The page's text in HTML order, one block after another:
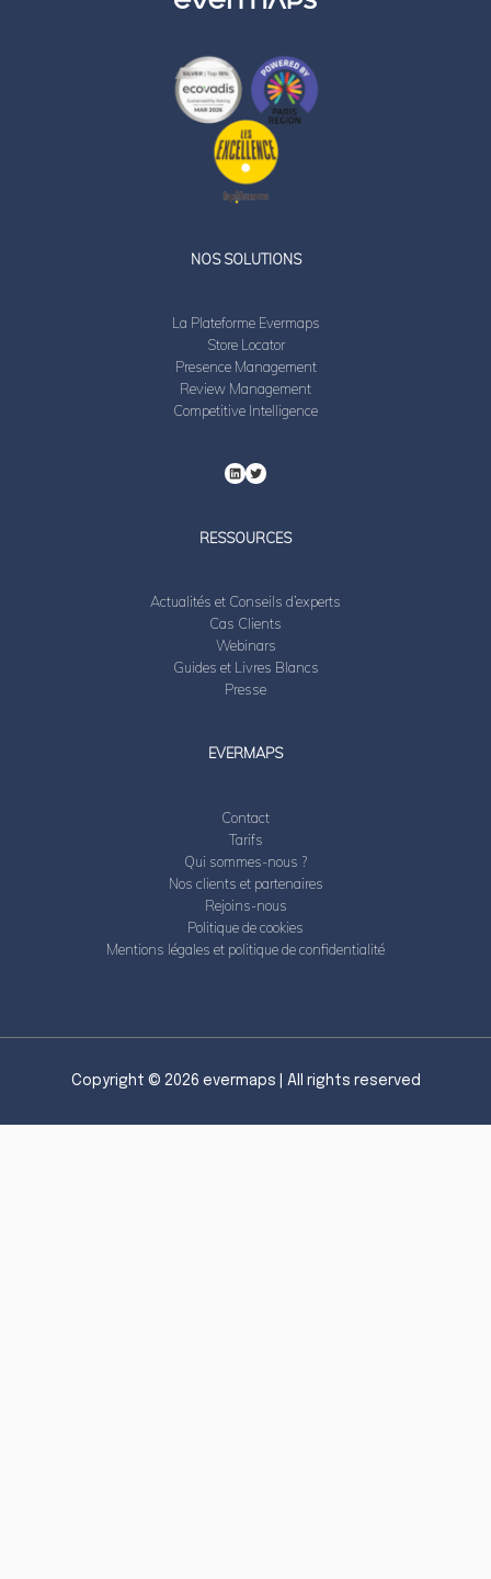
NOS SOLUTIONS
La Plateforme Evermaps
Store Locator
Presence Management
Review Management
Competitive Intelligence
RESSOURCES
Actualités et Conseils d’experts
Cas Clients
Webinars
Guides et Livres Blancs
Presse
EVERMAPS
Contact
Tarifs
Qui sommes-nous ?
Nos clients et partenaires
Rejoins-nous
Politique de cookies
Mentions légales et politique de confidentialité
Copyright © 2026 evermaps | All rights reserved